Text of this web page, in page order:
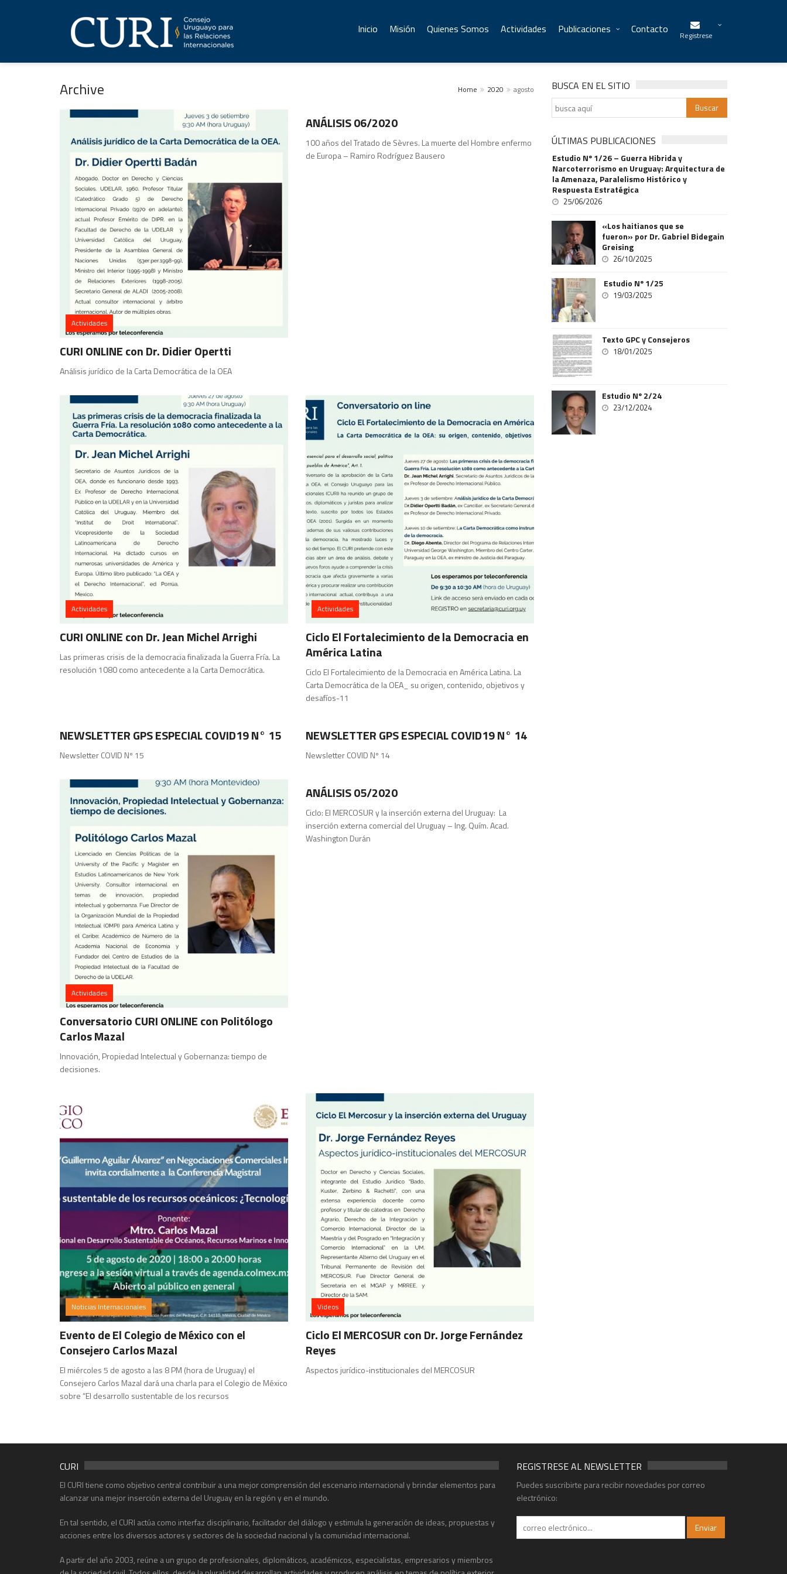
Inicio Misión Quienes Somos Actividades Publicaciones Contacto Registrese
Archive Home 2020 agosto
Actividades
CURI ONLINE con Dr. Didier Opertti
Análisis jurídico de la Carta Democrática de la OEA
ANÁLISIS 06/2020
100 años del Tratado de Sèvres. La muerte del Hombre enfermo
de Europa – Ramiro Rodríguez Bausero
Actividades
CURI ONLINE con Dr. Jean Michel Arrighi
Las primeras crisis de la democracia finalizada la Guerra Fría. La
resolución 1080 como antecedente a la Carta Democrática.
Actividades
Ciclo El Fortalecimiento de la Democracia en
América Latina
Ciclo El Fortalecimiento de la Democracia en América Latina. La
Carta Democrática de la OEA_ su origen, contenido, objetivos y
desafíos-11
NEWSLETTER GPS ESPECIAL COVID19 N° 15
Newsletter COVID Nº 15
NEWSLETTER GPS ESPECIAL COVID19 N° 14
Newsletter COVID Nº 14
Actividades
Conversatorio CURI ONLINE con Politólogo
Carlos Mazal
Innovación, Propiedad Intelectual y Gobernanza: tiempo de
decisiones.
ANÁLISIS 05/2020
Ciclo: El MERCOSUR y la inserción externa del Uruguay: La
inserción externa comercial del Uruguay – Ing. Quím. Acad.
Washington Durán
Noticias Internacionales
Evento de El Colegio de México con el
Consejero Carlos Mazal
El miércoles 5 de agosto a las 8 PM (hora de Uruguay) el
Consejero Carlos Mazal dará una charla para el Colegio de México
sobre “El desarrollo sustentable de los recursos
Videos
Ciclo El MERCOSUR con Dr. Jorge Fernández
Reyes
Aspectos jurídico-institucionales del MERCOSUR
BUSCA EN EL SITIO
ÚLTIMAS PUBLICACIONES
Estudio Nº 1/26 – Guerra Hibrida y
Narcoterrorismo en Uruguay: Arquitectura de
la Amenaza, Paralelismo Histórico y
Respuesta Estratégica
25/06/2026
«Los haitianos que se
fueron» por Dr. Gabriel Bidegain
Greising
26/10/2025
Estudio Nº 1/25
19/03/2025
Texto GPC y Consejeros
18/01/2025
Estudio Nº 2/24
23/12/2024
CURI
El CURI tiene como objetivo central contribuir a una mejor comprensión del escenario internacional y brindar elementos para
alcanzar una mejor inserción externa del Uruguay en la región y en el mundo.
En tal sentido, el CURI actúa como interfaz disciplinario, facilitador del diálogo y estimula la generación de ideas, propuestas y
acciones entre los diversos actores y sectores de la sociedad nacional y la comunidad internacional.
A partir del año 2003, reúne a un grupo de profesionales, diplomáticos, académicos, especialistas, empresarios y miembros
REGISTRESE AL NEWSLETTER
Puedes suscribirte para recibir novedades por correo
electrónico: